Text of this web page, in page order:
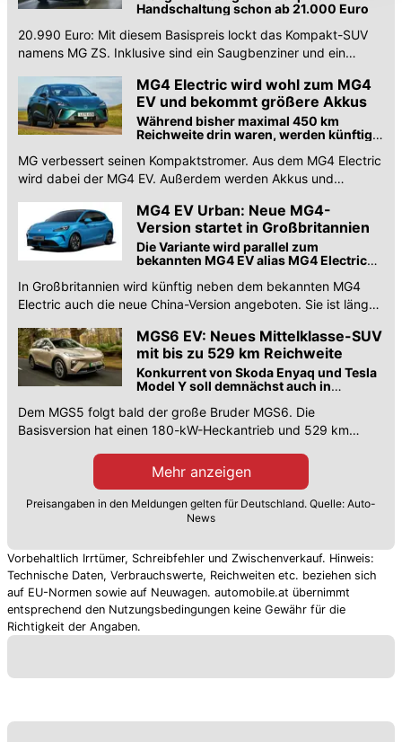
Datenschutzerklärunganpassen.
Handschaltung schon ab 21.000 Euro
20.990 Euro: Mit diesem Basispreis lockt das Kompakt-SUV
namens MG ZS. Inklusive sind ein Saugbenziner und ein
MG4 Electric wird wohl zum MG4
EV und bekommt größere Akkus
Während bisher maximal 450 km
Reichweite drin waren, werden künftig
ändern sich.
MG verbessert seinen Kompaktstromer. Aus dem MG4 Electric
wird dabei der MG4 EV. Außerdem werden Akkus und
MG4 EV Urban: Neue MG4-
Version startet in Großbritannien
Die Variante wird parallel zum
bekannten MG4 EV alias MG4 Electric
In Großbritannien wird künftig neben dem bekannten MG4
Electric auch die neue China-Version angeboten. Sie ist länger
MGS6 EV: Neues Mittelklasse-SUV
mit bis zu 529 km Reichweite
Konkurrent von Skoda Enyaq und Tesla
Model Y soll demnächst auch in
Dem MGS5 folgt bald der große Bruder MGS6. Die
Basisversion hat einen 180-kW-Heckantrieb und 529 km
Mehr anzeigen
Preisangaben in den Meldungen gelten für Deutschland. Quelle: Auto-
News
Vorbehaltlich Irrtümer, Schreibfehler und Zwischenverkauf. Hinweis:
Technische Daten, Verbrauchswerte, Reichweiten etc. beziehen sich
auf EU-Normen sowie auf Neuwagen. automobile.at übernimmt
entsprechend den Nutzungsbedingungen keine Gewähr für die
Richtigkeit der Angaben.